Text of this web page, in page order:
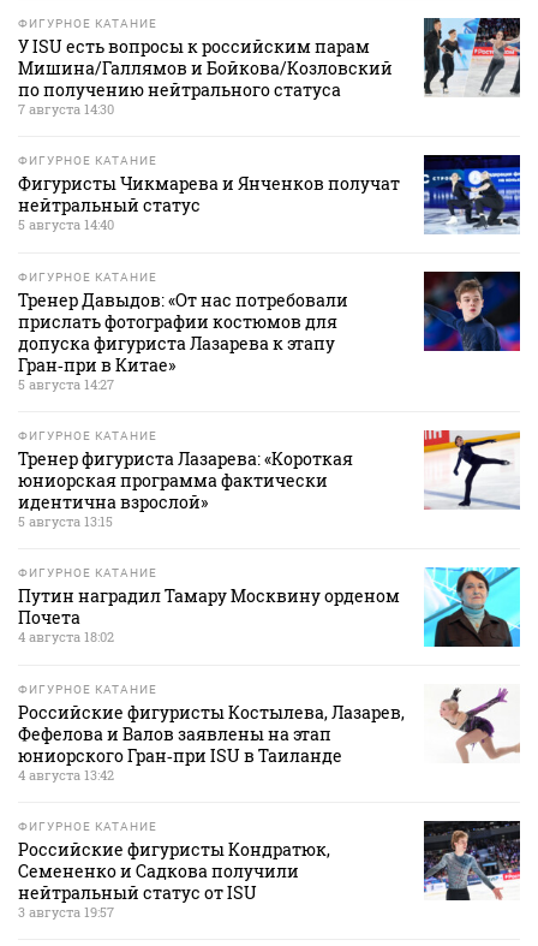
ФИГУРНОЕ КАТАНИЕ
У ISU есть вопросы к российским парам
Мишина/Галлямов и Бойкова/Козловский
по получению нейтрального статуса
7 августа 14:30
ФИГУРНОЕ КАТАНИЕ
Фигуристы Чикмарева и Янченков получат
нейтральный статус
5 августа 14:40
ФИГУРНОЕ КАТАНИЕ
Тренер Давыдов: «От нас потребовали
прислать фотографии костюмов для
допуска фигуриста Лазарева к этапу
Гран‑при в Китае»
5 августа 14:27
ФИГУРНОЕ КАТАНИЕ
Тренер фигуриста Лазарева: «Короткая
юниорская программа фактически
идентична взрослой»
5 августа 13:15
ФИГУРНОЕ КАТАНИЕ
Путин наградил Тамару Москвину орденом
Почета
4 августа 18:02
ФИГУРНОЕ КАТАНИЕ
Российские фигуристы Костылева, Лазарев,
Фефелова и Валов заявлены на этап
юниорского Гран‑при ISU в Таиланде
4 августа 13:42
ФИГУРНОЕ КАТАНИЕ
Российские фигуристы Кондратюк,
Семененко и Садкова получили
нейтральный статус от ISU
3 августа 19:57